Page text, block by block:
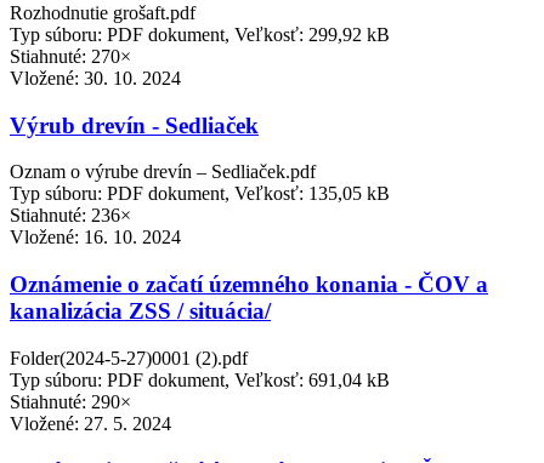
Rozhodnutie grošaft.pdf
Typ súboru: PDF dokument, Veľkosť: 299,92 kB
Stiahnuté: 270×
Vložené: 30. 10. 2024
Výrub drevín - Sedliaček
Oznam o výrube drevín – Sedliaček.pdf
Typ súboru: PDF dokument, Veľkosť: 135,05 kB
Stiahnuté: 236×
Vložené: 16. 10. 2024
Oznámenie o začatí územného konania - ČOV a
kanalizácia ZSS / situácia/
Folder(2024-5-27)0001 (2).pdf
Typ súboru: PDF dokument, Veľkosť: 691,04 kB
Stiahnuté: 290×
Vložené: 27. 5. 2024